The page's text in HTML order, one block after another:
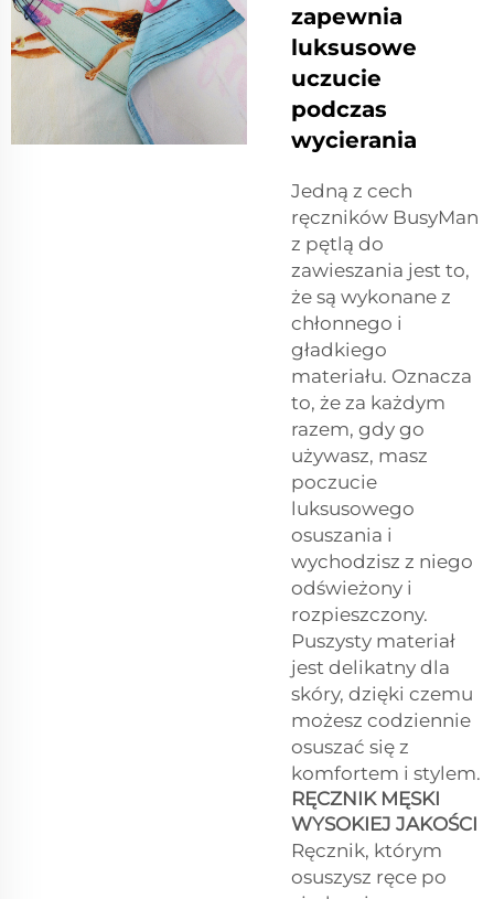
zapewnia
luksusowe
uczucie
podczas
wycierania
Jedną z cech
ręczników BusyMan
z pętlą do
zawieszania jest to,
że są wykonane z
chłonnego i
gładkiego
materiału. Oznacza
to, że za każdym
razem, gdy go
używasz, masz
poczucie
luksusowego
osuszania i
wychodzisz z niego
odświeżony i
rozpieszczony.
Puszysty materiał
jest delikatny dla
skóry, dzięki czemu
możesz codziennie
osuszać się z
komfortem i stylem.
RĘCZNIK MĘSKI
WYSOKIEJ JAKOŚCI
Ręcznik, którym
osuszysz ręce po